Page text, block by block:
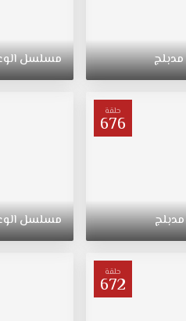
مدبلج مسلسل
حلقة
676
مدبلج مسلسل
حلقة
672